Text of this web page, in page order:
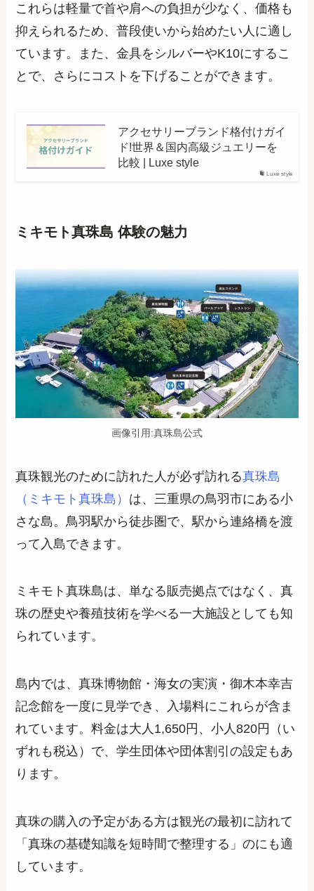
これらは軽量で首や肩への負担が少なく、価格も
抑えられるため、普段使いから始めたい人に適し
ています。また、金具をシルバーやK10にするこ
とで、さらにコストを下げることができます。
Luxe style
アクセサリーブランド格付けガイ
ド!世界＆国内高級ジュエリーを
比較 | Luxe style
ミキモト真珠島 体験の魅力
画像引用:真珠島公式
真珠観光のために訪れた人が必ず訪れる真珠島
（ミキモト真珠島） は、三重県の鳥羽市にある小
さな島。鳥羽駅から徒歩圏で、駅から連絡橋を渡
って入島できます。
ミキモト真珠島は、単なる販売拠点ではなく、真
珠の歴史や養殖技術を学べる一大施設としても知
られています。
島内では、真珠博物館・海女の実演・御木本幸吉
記念館を一度に見学でき、入場料にこれらが含ま
れています。料金は大人1,650円、小人820円（い
ずれも税込）で、学生団体や団体割引の設定もあ
ります。
真珠の購入の予定がある方は観光の最初に訪れて
「真珠の基礎知識を短時間で整理する」のにも適
しています。